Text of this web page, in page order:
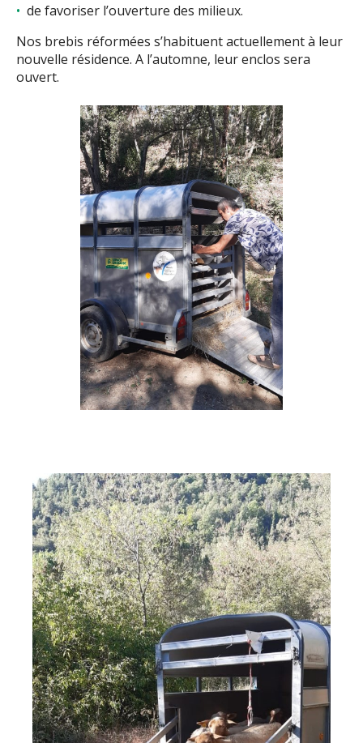
de favoriser l’ouverture des milieux.
Nos brebis réformées s’habituent actuellement à leur
nouvelle résidence. A l’automne, leur enclos sera
ouvert.